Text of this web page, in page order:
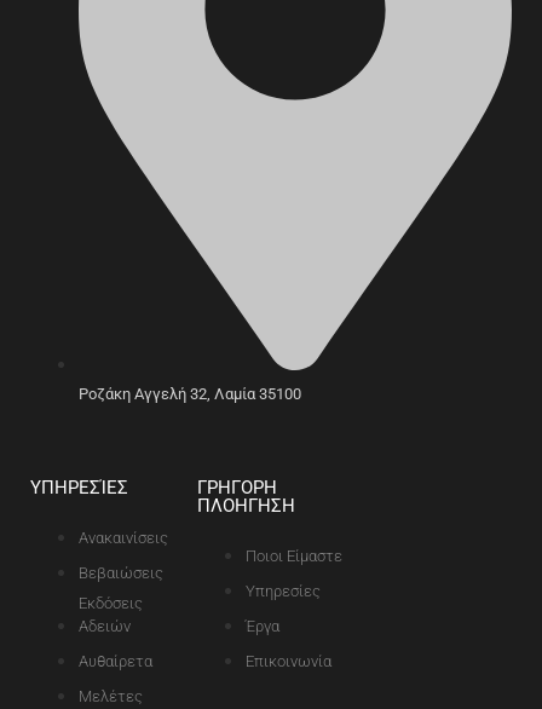
Ροζάκη Αγγελή 32, Λαμία 35100
ΥΠΗΡΕΣΊΕΣ
Ανακαινίσεις
Βεβαιώσεις
Εκδόσεις
Αδειών
Αυθαίρετα
Μελέτες
ΓΡΗΓΟΡΗ
ΠΛΟΗΓΗΣΗ
Ποιοι Είμαστε
Υπηρεσίες
Έργα
Επικοινωνία